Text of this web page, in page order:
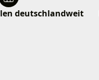
deutschlandweit